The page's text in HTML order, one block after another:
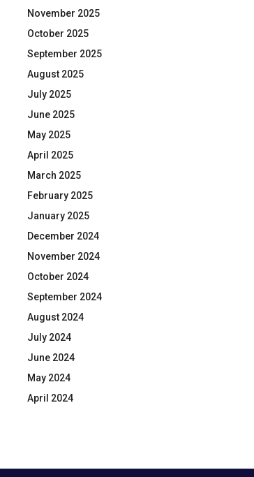
November 2025
October 2025
September 2025
August 2025
July 2025
June 2025
May 2025
April 2025
March 2025
February 2025
January 2025
December 2024
November 2024
October 2024
September 2024
August 2024
July 2024
June 2024
May 2024
April 2024